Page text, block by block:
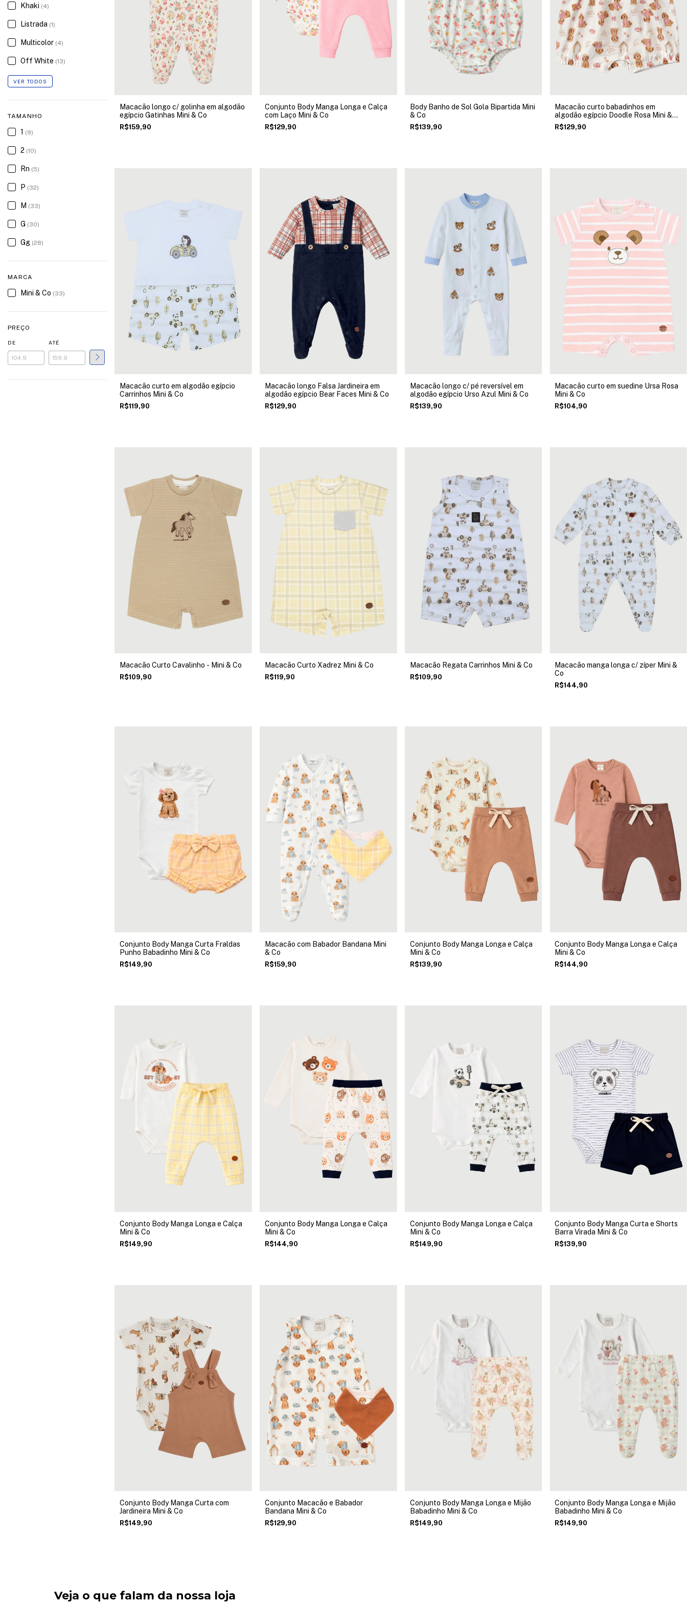
Khaki (4)
Listrada (1)
Multicolor (4)
Off White (13)
VER TODOS
TAMANHO
1 (9)
2 (10)
Rn (5)
P (32)
M (33)
G (30)
Gg (28)
MARCA
Mini & Co (33)
PREÇO
DE ATÉ
Macacão longo c/ golinha em algodão
egípcio Gatinhas Mini & Co
R$159,90
Conjunto Body Manga Longa e Calça
com Laço Mini & Co
R$129,90
Body Banho de Sol Gola Bipartida Mini
& Co
R$139,90
Macacão curto babadinhos em
algodão egípcio Doodle Rosa Mini &
Co
R$129,90
Macacão curto em algodão egípcio
Carrinhos Mini & Co
R$119,90
Macacão longo Falsa Jardineira em
algodão egípcio Bear Faces Mini & Co
R$129,90
Macacão longo c/ pé reversível em
algodão egípcio Urso Azul Mini & Co
R$139,90
Macacão curto em suedine Ursa Rosa
Mini & Co
R$104,90
Macacão Curto Cavalinho - Mini & Co
R$109,90
Macacão Curto Xadrez Mini & Co
R$119,90
Macacão Regata Carrinhos Mini & Co
R$109,90
Macacão manga longa c/ zíper Mini &
Co
R$144,90
Conjunto Body Manga Curta Fraldas
Punho Babadinho Mini & Co
R$149,90
Macacão com Babador Bandana Mini
& Co
R$159,90
Conjunto Body Manga Longa e Calça
Mini & Co
R$139,90
Conjunto Body Manga Longa e Calça
Mini & Co
R$144,90
Conjunto Body Manga Longa e Calça
Mini & Co
R$149,90
Conjunto Body Manga Longa e Calça
Mini & Co
R$144,90
Conjunto Body Manga Longa e Calça
Mini & Co
R$149,90
Conjunto Body Manga Curta e Shorts
Barra Virada Mini & Co
R$139,90
Conjunto Body Manga Curta com
Jardineira Mini & Co
R$149,90
Conjunto Macacão e Babador
Bandana Mini & Co
R$129,90
Conjunto Body Manga Longa e Mijão
Babadinho Mini & Co
R$149,90
Conjunto Body Manga Longa e Mijão
Babadinho Mini & Co
R$149,90
Veja o que falam da nossa loja